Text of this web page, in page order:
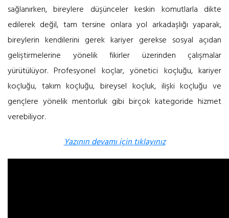
sağlanırken, bireylere düşünceler keskin komutlarla dikte
edilerek değil, tam tersine onlara yol arkadaşlığı yaparak,
bireylerin kendilerini gerek kariyer gerekse sosyal açıdan
geliştirmelerine yönelik fikirler üzerinden çalışmalar
yürütülüyor.Profesyonel koçlar, yönetici koçluğu, kariyer
koçluğu, takım koçluğu, bireysel koçluk, ilişki koçluğu ve
gençlere yönelik mentorluk gibi birçok kategoride hizmet
verebiliyor.
Yazının devamı için tıklayınız